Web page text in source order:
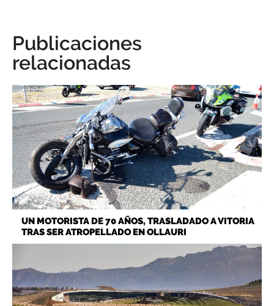
Publicaciones
relacionadas
UN MOTORISTA DE 70 AÑOS, TRASLADADO A VITORIA
TRAS SER ATROPELLADO EN OLLAURI